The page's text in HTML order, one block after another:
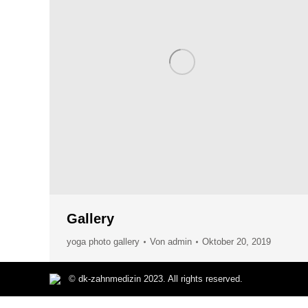
Gallery
yoga photo gallery Von admin Oktober 20, 2019
© dk-zahnmedizin 2023. All rights reserved.